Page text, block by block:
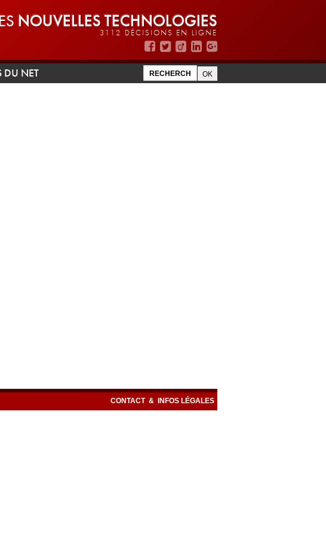
NOUVELLES TECHNOLOGIES
3112 DÉCISIONS EN LIGNE
DU NET
CONTACT & INFOS LÉGALES